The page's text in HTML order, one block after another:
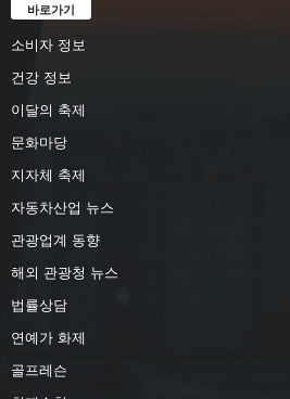
바로가기
소비자 정보
건강 정보
이달의 축제
문화마당
지자체 축제
자동차산업 뉴스
관광업계 동향
해외 관광청 뉴스
법률상담
연예가 화제
골프레슨